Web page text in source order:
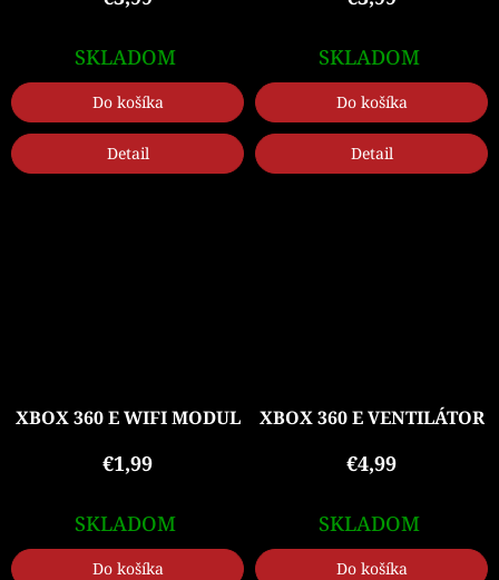
SKLADOM
Do košíka
Detail
SKLADOM
Do košíka
Detail
XBOX 360 E WIFI MODUL
€1,99
SKLADOM
Do košíka
XBOX 360 E VENTILÁTOR
€4,99
SKLADOM
Do košíka